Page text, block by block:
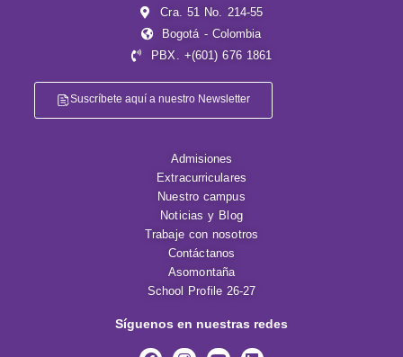
Cra. 51 No. 214-55
Bogotá - Colombia
PBX. +(601) 676 1861
Suscríbete aquí a nuestro Newsletter
Admisiones
Extracurriculares
Nuestro campus
Noticias y Blog
Trabaje con nosotros
Contáctanos
Asomontaña
School Profile 26-27
Síguenos en nuestras redes